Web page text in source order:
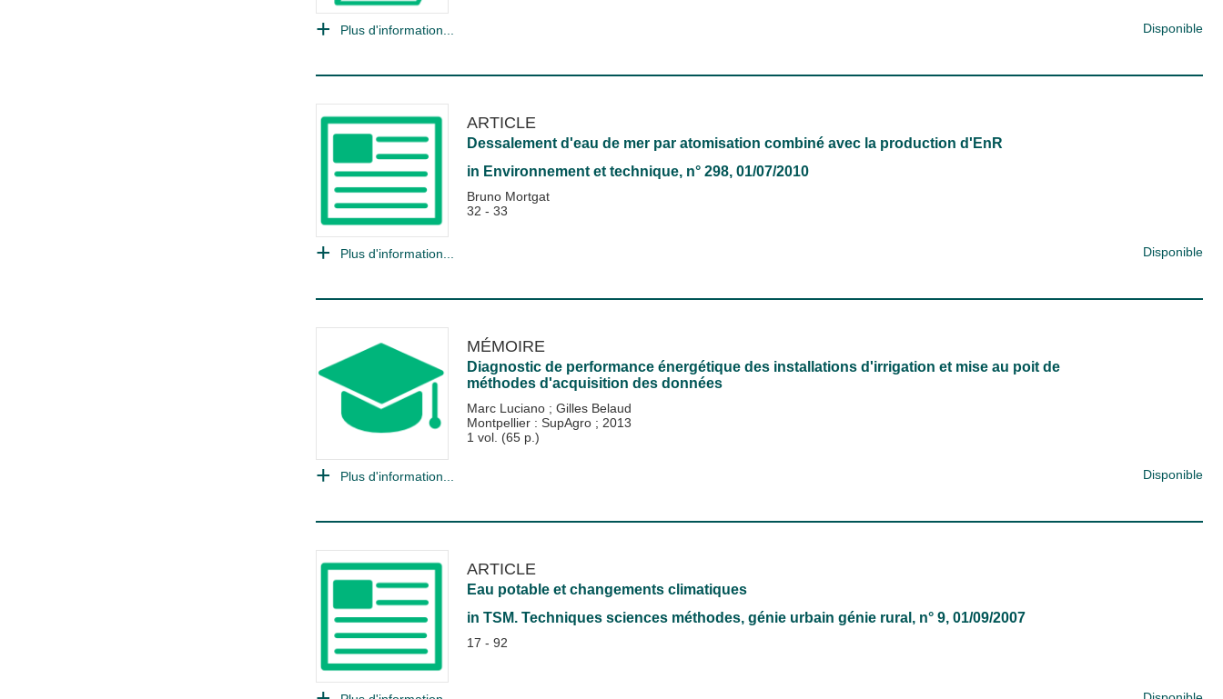
Plus d'information... Disponible
ARTICLE
Dessalement d'eau de mer par atomisation combiné avec la production d'EnR
in Environnement et technique, n° 298, 01/07/2010
Bruno Mortgat
32 - 33
Plus d'information... Disponible
MÉMOIRE
Diagnostic de performance énergétique des installations d'irrigation et mise au poit de
méthodes d'acquisition des données
Marc Luciano ; Gilles Belaud
Montpellier : SupAgro ; 2013
1 vol. (65 p.)
Plus d'information... Disponible
ARTICLE
Eau potable et changements climatiques
in TSM. Techniques sciences méthodes, génie urbain génie rural , n° 9, 01/09/2007
17 - 92